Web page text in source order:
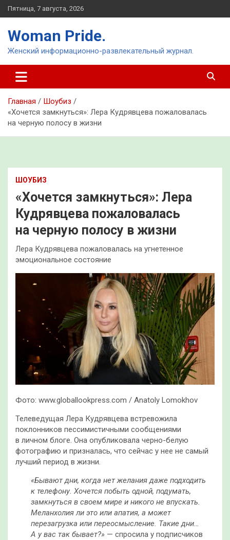
Перейти
к
Пятница, 7 августа, 2026
Woman Pride.
Женский информационно-развлекательный журнал.
Главная
Шоубиз
«Хочется замкнуться»: Лера Кудрявцева пожаловалась
на черную полосу в жизни
ШОУБИЗ
«Хочется замкнуться»: Лера
Кудрявцева пожаловалась
на черную полосу в жизни
Лера Кудрявцева пожаловалась на угнетенное
эмоциональное состояние
Фото: www.globallookpress.com / Anatoly Lomokhov
Телеведущая Лера Кудрявцева встревожила
поклонников пессимистичными сообщениями
в личном блоге. Она опубликовала черно-белую
фотографию и призналась, что сейчас у нее не самый
лучший период в жизни.
«Бывают дни, когда нет желания даже подходить
к телефону. Хочется побыть одной, подумать,
замкнуться в своем мире и никого не впускать.
Меланхолия ли это или апатия, а может
перезагрузка или переосмысление. Такие дни…
А у вас так бывает?» — спросила у подписчиков